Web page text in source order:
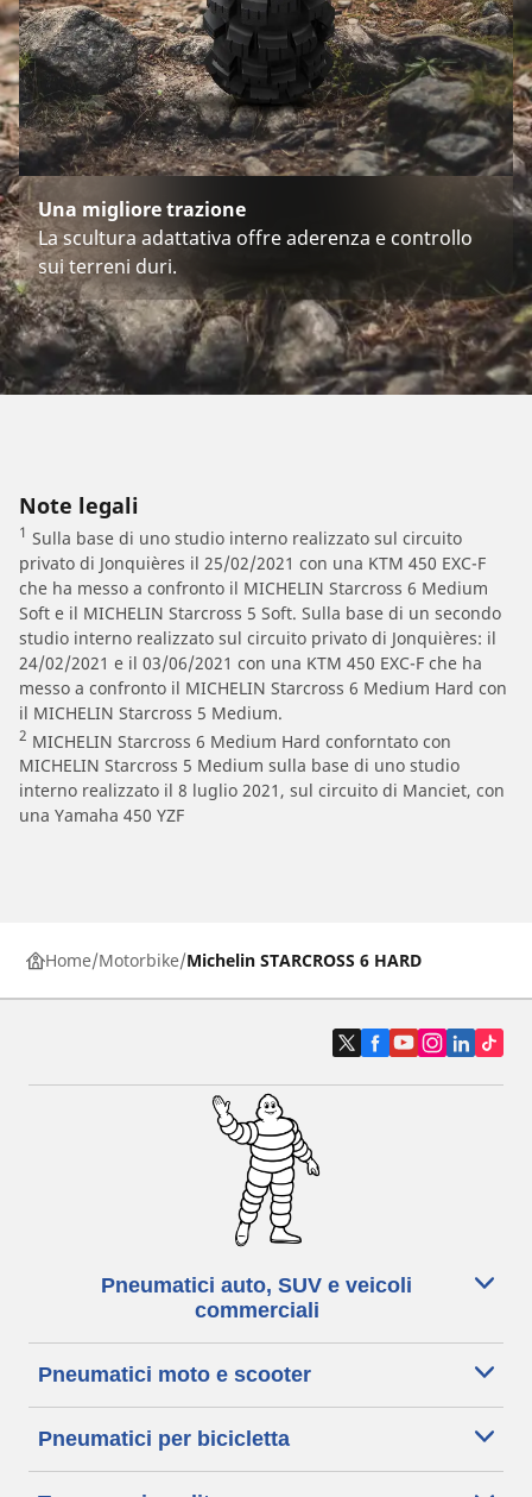
Una migliore trazione
La scultura adattativa offre aderenza e controllo
sui terreni duri.
Note legali
1 Sulla base di uno studio interno realizzato sul circuito
privato di Jonquières il 25/02/2021 con una KTM 450 EXC-F
che ha messo a confronto il MICHELIN Starcross 6 Medium
Soft e il MICHELIN Starcross 5 Soft. Sulla base di un secondo
studio interno realizzato sul circuito privato di Jonquières: il
24/02/2021 e il 03/06/2021 con una KTM 450 EXC-F che ha
messo a confronto il MICHELIN Starcross 6 Medium Hard con
il MICHELIN Starcross 5 Medium.
2 MICHELIN Starcross 6 Medium Hard conforntato con
MICHELIN Starcross 5 Medium sulla base di uno studio
interno realizzato il 8 luglio 2021, sul circuito di Manciet, con
una Yamaha 450 YZF
Home Motorbike Michelin STARCROSS 6 HARD
Pneumatici auto, SUV e veicoli
commerciali
Pneumatici moto e scooter
Pneumatici per bicicletta